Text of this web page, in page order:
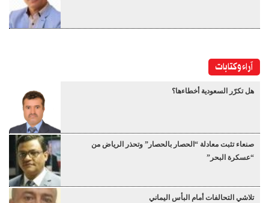
آراء وكتابات
هل تكرّر السعودية أخطاءها؟
صنعاء تثبت معادلة “الحصار بالحصار” وتحذر الرياض من
“عسكرة البحر”
تلاشي التحالفات أمام البأس اليماني